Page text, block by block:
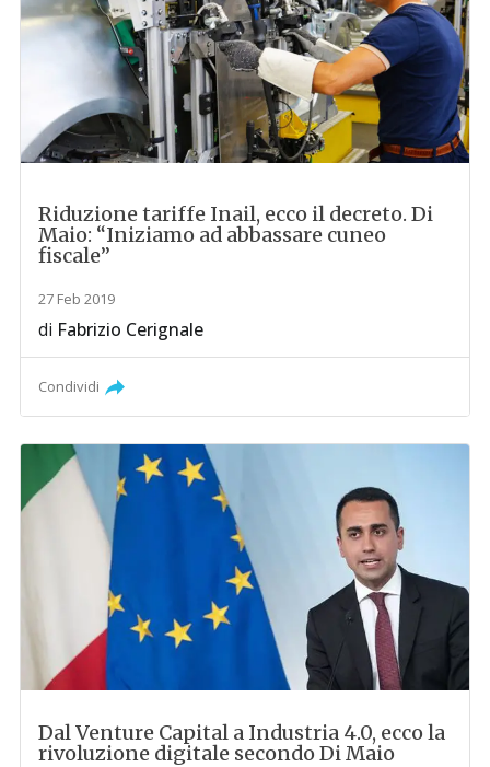
Riduzione tariffe Inail, ecco il decreto. Di
Maio: “Iniziamo ad abbassare cuneo
fiscale”
27 Feb 2019
di Fabrizio Cerignale
Condividi
Dal Venture Capital a Industria 4.0, ecco la
rivoluzione digitale secondo Di Maio